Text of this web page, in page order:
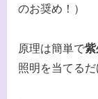
のお奨め！）
原理は簡単で紫
照明を当てるだ